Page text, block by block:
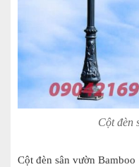
Cột đèn
Cột đèn sân vườn